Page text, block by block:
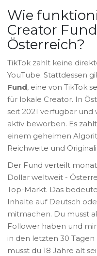
Wie
Creator
Österreich?
TikTok zahlt keine
YouTube. Stattdessen
Fund, eine von TikTok
für lokale Creator. In
seit 2021 verfügbar und
aktiv beworben. Es
einem geheimen
Reichweite und
Der Fund verteilt
Dollar weltweit -
Top-Markt. Das
Inhalte auf Deutsch
mitmachen. Du musst
Follower haben und
in den letzten 30
musst du 18 Jahre alt